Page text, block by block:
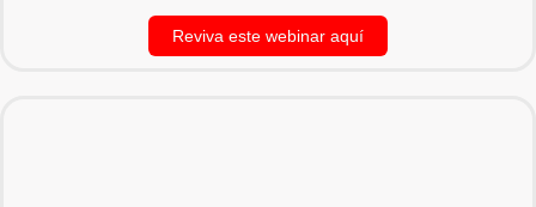
Reviva este webinar aquí